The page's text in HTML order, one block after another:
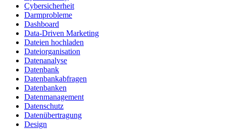
Cybersicherheit
Darmprobleme
Dashboard
Data-Driven Marketing
Dateien hochladen
Dateiorganisation
Datenanalyse
Datenbank
Datenbankabfragen
Datenbanken
Datenmanagement
Datenschutz
Datenübertragung
Design